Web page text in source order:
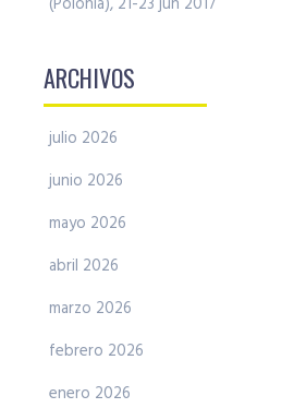
ARCHIVOS
julio 2026
junio 2026
mayo 2026
abril 2026
marzo 2026
febrero 2026
enero 2026